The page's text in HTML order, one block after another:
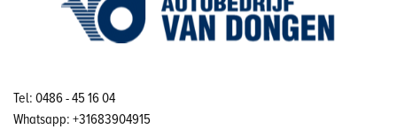
Tel: 0486 - 45 16 04
Whatsapp: +31683904915